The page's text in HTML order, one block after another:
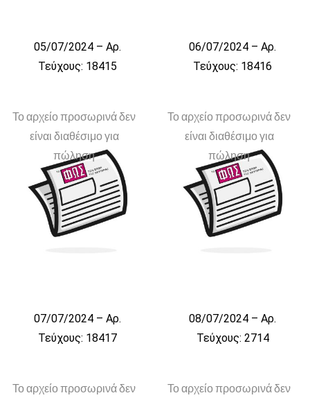
05/07/2024 – Αρ.
Τεύχους: 18415
06/07/2024 – Αρ.
Τεύχους: 18416
Το αρχείο προσωρινά δεν
είναι διαθέσιμο για
πώληση
07/07/2024 – Αρ.
Τεύχους: 18417
Το αρχείο προσωρινά δεν
είναι διαθέσιμο για
πώληση
08/07/2024 – Αρ.
Τεύχους: 2714
Το αρχείο προσωρινά δεν
Το αρχείο προσωρινά δεν